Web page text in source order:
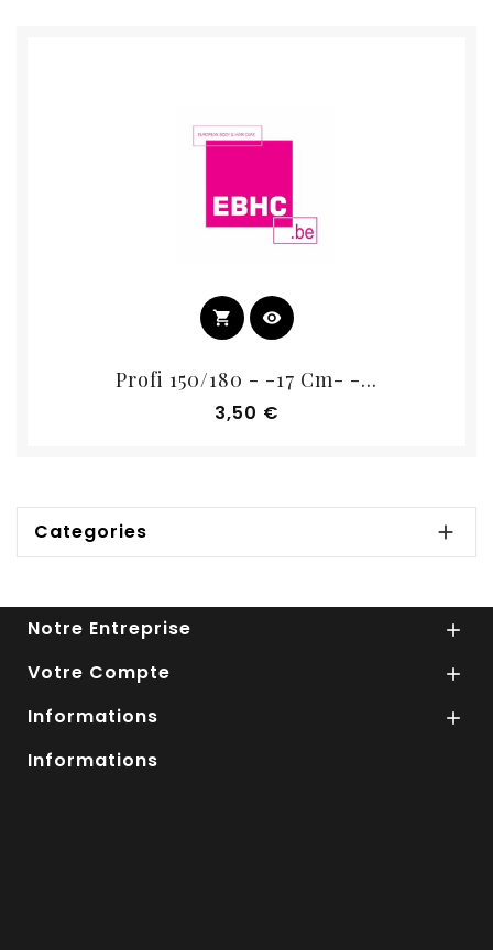
shopping_cart visibility
Profi 150/180 - -17 Cm- -...
3,50 €
Categories 
Notre Entreprise 
Votre Compte 
Informations 
Informations